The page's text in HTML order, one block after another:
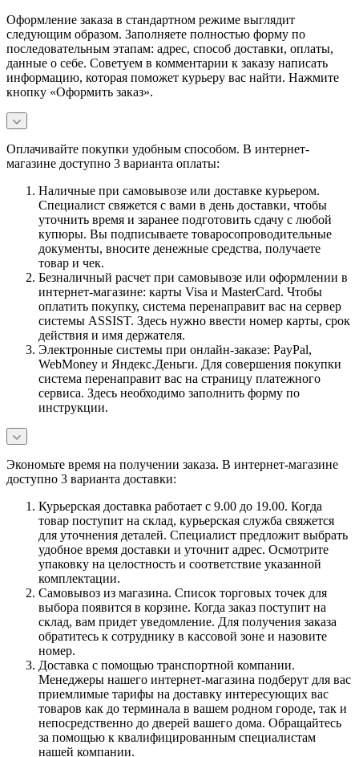
Оформление заказа в стандартном режиме выглядит
следующим образом. Заполняете полностью форму по
последовательным этапам: адрес, способ доставки, оплаты,
данные о себе. Советуем в комментарии к заказу написать
информацию, которая поможет курьеру вас найти. Нажмите
кнопку «Оформить заказ».
Оплачивайте покупки удобным способом. В интернет-
магазине доступно 3 варианта оплаты:
Наличные при самовывозе или доставке курьером.
Специалист свяжется с вами в день доставки, чтобы
уточнить время и заранее подготовить сдачу с любой
купюры. Вы подписываете товаросопроводительные
документы, вносите денежные средства, получаете
товар и чек.
Безналичный расчет при самовывозе или оформлении в
интернет-магазине: карты Visa и MasterCard. Чтобы
оплатить покупку, система перенаправит вас на сервер
системы ASSIST. Здесь нужно ввести номер карты, срок
действия и имя держателя.
Электронные системы при онлайн-заказе: PayPal,
WebMoney и Яндекс.Деньги. Для совершения покупки
система перенаправит вас на страницу платежного
сервиса. Здесь необходимо заполнить форму по
инструкции.
Экономьте время на получении заказа. В интернет-магазине
доступно 3 варианта доставки:
Курьерская доставка работает с 9.00 до 19.00. Когда
товар поступит на склад, курьерская служба свяжется
для уточнения деталей. Специалист предложит выбрать
удобное время доставки и уточнит адрес. Осмотрите
упаковку на целостность и соответствие указанной
комплектации.
Самовывоз из магазина. Список торговых точек для
выбора появится в корзине. Когда заказ поступит на
склад, вам придет уведомление. Для получения заказа
обратитесь к сотруднику в кассовой зоне и назовите
номер.
Доставка с помощью транспортной компании.
Менеджеры нашего интернет-магазина подберут для вас
приемлимые тарифы на доставку интересующих вас
товаров как до терминала в вашем родном городе, так и
непосредственно до дверей вашего дома. Обращайтесь
за помощью к квалифицированным специалистам
нашей компании.